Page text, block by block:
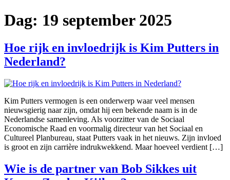
Dag: 19 september 2025
Hoe rijk en invloedrijk is Kim Putters in
Nederland?
Kim Putters vermogen is een onderwerp waar veel mensen
nieuwsgierig naar zijn, omdat hij een bekende naam is in de
Nederlandse samenleving. Als voorzitter van de Sociaal
Economische Raad en voormalig directeur van het Sociaal en
Cultureel Planbureau, staat Putters vaak in het nieuws. Zijn invloed
is groot en zijn carrière indrukwekkend. Maar hoeveel verdient […]
Wie is de partner van Bob Sikkes uit